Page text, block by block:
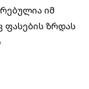
იმ
ზრდას